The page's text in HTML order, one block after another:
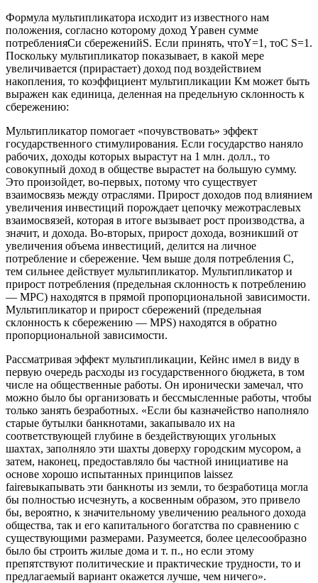
Формула мультипликатора исходит из известного нам
положения, согласно которому доход Yравен сумме
потребленияCи сбереженийS. Если принять, чтоY=1, тоC S=1.
Поскольку мультипликатор показывает, в какой мере
увеличивается (прирастает) доход под воздействием
накопления, то коэффициент мультипликации Kм может быть
выражен как единица, деленная на предельную склонность к
сбережению:
Мультипликатор помогает «почувствовать» эффект
государственного стимулирования. Если государство наняло
рабочих, доходы которых вырастут на 1 млн. долл., то
совокупный доход в обществе вырастет на большую сумму.
Это произойдет, во-первых, потому что существует
взаимосвязь между отраслями. Прирост доходов под влиянием
увеличения инвестиций порождает цепочку межотраслевых
взаимосвязей, которая в итоге вызывает рост производства, а
значит, и дохода. Во-вторых, прирост дохода, возникший от
увеличения объема инвестиций, делится на личное
потребление и сбережение. Чем выше доля потребления С,
тем сильнее действует мультипликатор. Мультипликатор и
прирост потребления (предельная склонность к потреблению
— МРС) находятся в прямой пропорциональной зависимости.
Мультипликатор и прирост сбережений (предельная
склонность к сбережению — МРS) находятся в обратно
пропорциональной зависимости.
Рассматривая эффект мультипликации, Кейнс имел в виду в
первую очередь расходы из государственного бюджета, в том
числе на общественные работы. Он иронически замечал, что
можно было бы организовать и бессмысленные работы, чтобы
только занять безработных. «Если бы казначейство наполняло
старые бутылки банкнотами, закапывало их на
соответствующей глубине в бездействующих угольных
шахтах, заполняло эти шахты доверху городским мусором, а
затем, наконец, предоставляло бы частной инициативе на
основе хорошо испытанных принципов laissez
faireвыкапывать эти банкноты из земли, то безработица могла
бы полностью исчезнуть, а косвенным образом, это привело
бы, вероятно, к значительному увеличению реального дохода
общества, так и его капитального богатства по сравнению с
существующими размерами. Разумеется, более целесообразно
было бы строить жилые дома и т. п., но если этому
препятствуют политические и практические трудности, то и
предлагаемый вариант окажется лучше, чем ничего».